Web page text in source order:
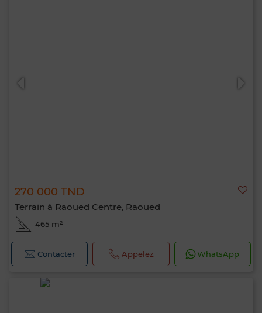
270 000 TND
Terrain à Raoued Centre, Raoued
465 m²
Contacter Appelez WhatsApp